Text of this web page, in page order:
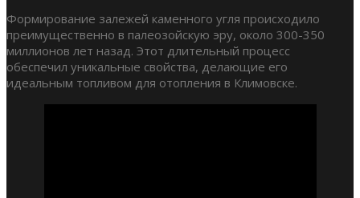
Формирование залежей каменного угля происходило
преимущественно в палеозойскую эру, около 300-350
миллионов лет назад. Этот длительный процесс
обеспечил уникальные свойства, делающие его
идеальным топливом для отопления в Климовске.